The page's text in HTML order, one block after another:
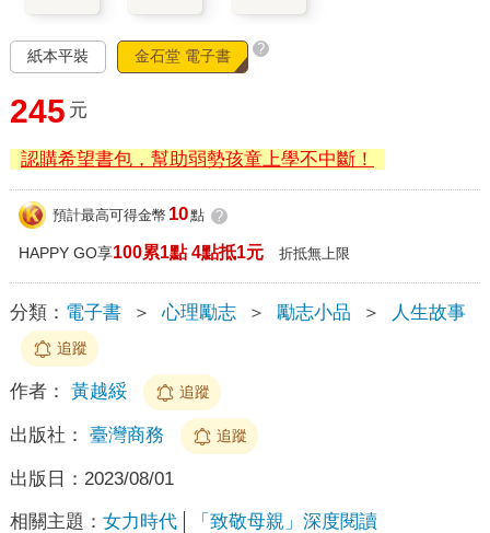
紙本平裝 金石堂 電子書 ?
245 元
認購希望書包，幫助弱勢孩童上學不中斷！
預計最高可得金幣 10點 ?
HAPPY GO享100累1點 4點抵1元 折抵無上限
分類： 電子書 ＞ 心理勵志 ＞ 勵志小品 ＞ 人生故事
追蹤
作者： 黃越綏 追蹤
出版社： 臺灣商務 追蹤
出版日： 2023/08/01
相關主題： 女力時代 「致敬母親」深度閱讀